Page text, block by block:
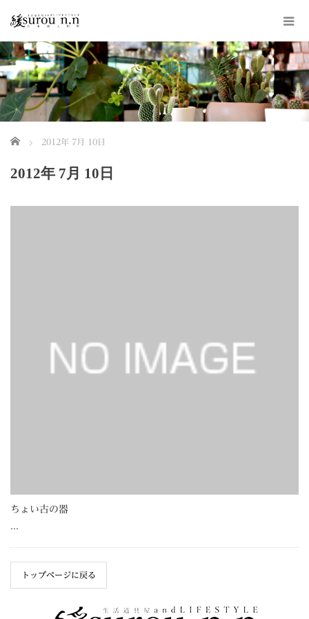
ホーム 2012年 7月 10日
2012年 7月 10日
ちょい古の器
…
トップページに戻る